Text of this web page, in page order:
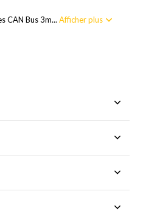
CAN Bus 3m...Afficher plus